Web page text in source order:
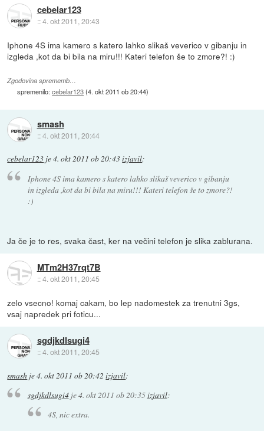
cebelar123
::4. okt 2011, 20:43
Iphone 4S ima kamero s katero lahko slikaš veverico v gibanju in
izgleda ,kot da bi bila na miru!!! Kateri telefon še to zmore?! :)
Zgodovina sprememb…
spremenilo:cebelar123(4. okt 2011 ob 20:44)
smash
::4. okt 2011, 20:44
cebelar123 je4. okt 2011 ob 20:43izjavil:
Iphone 4S ima kamero s katero lahko slikaš veverico v gibanju
in izgleda ,kot da bi bila na miru!!! Kateri telefon še to zmore?!
:)
Ja če je to res, svaka čast, ker na večini telefon je slika zablurana.
MTm2H37rqt7B
::4. okt 2011, 20:45
zelo vsecno! komaj cakam, bo lep nadomestek za trenutni 3gs,
vsaj napredek pri foticu...
sgdjkdlsugi4
::4. okt 2011, 20:45
smash je4. okt 2011 ob 20:42 izjavil:
sgdjkdlsugi4je4. okt 2011 ob 20:35izjavil:
4S, nic extra.